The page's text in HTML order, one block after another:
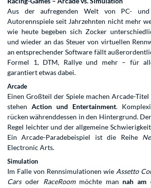
Aus der aufregenden Welt von PC- und
Autorennspiele seit Jahrzehnten nicht mehr
wie heute begeben sich Zocker
und wieder an das Steuer von virtuellen
an entsprechender Software fällt
Formel 1, DTM, Rallye und mehr – für
garantiert etwas dabei.
Arcade
Einen Großteil der Spiele machen Arcade-
stehen Action und Entertainment.
rücken währenddessen in den Hintergrund.
Regel leichter und der allgemeine
Ein Arcade-Paradebeispiel ist die Reihe
Electronic Arts.
Simulation
Im Falle von Rennsimulationen wie Assetto
Carsoder RaceRoommöchte man nah am